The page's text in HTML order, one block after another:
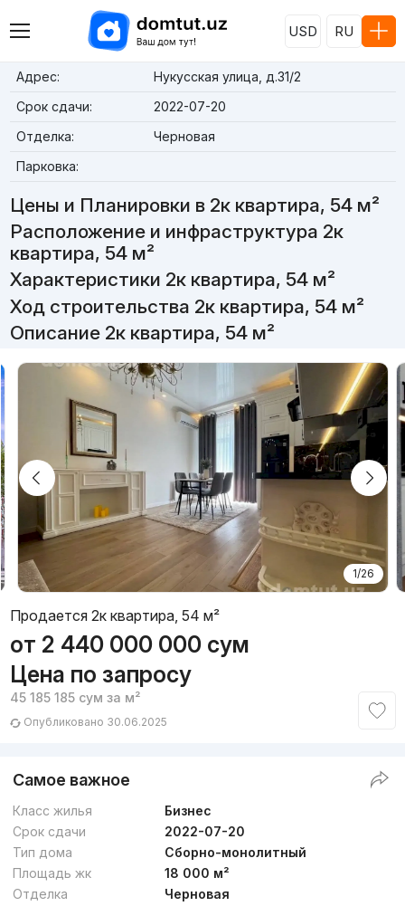
USD RU
Адрес:
Нукусская улица, д.31/2
Срок сдачи:
2022-07-20
Отделка:
Черновая
Парковка:
Цены и Планировки в 2к квартира, 54 м²
Расположение и инфраструктура 2к
квартира, 54 м²
Характеристики 2к квартира, 54 м²
Ход строительства 2к квартира, 54 м²
Описание 2к квартира, 54 м²
1/26
Продается 2к квартира, 54 м²
от 2 440 000 000 сум
Цена по запросу
45 185 185 сум за м²
Опубликовано 30.06.2025
Самое важное
Класс жилья
Бизнес
Срок сдачи
2022-07-20
Тип дома
Сборно-монолитный
Площадь жк
18 000 м²
Отделка
Черновая